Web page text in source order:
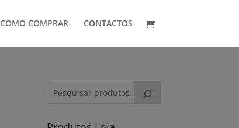
COMO COMPRAR CONTACTOS